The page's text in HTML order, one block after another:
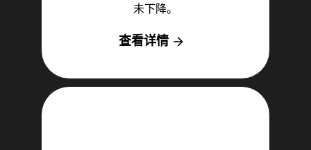
未下降。
查看详情 arrow_forward